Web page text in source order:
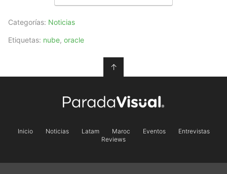
Categorías: Noticias
Etiquetas: nube, oracle
↑
Inicio Noticias Latam Maroc Eventos
Entrevistas
Reviews